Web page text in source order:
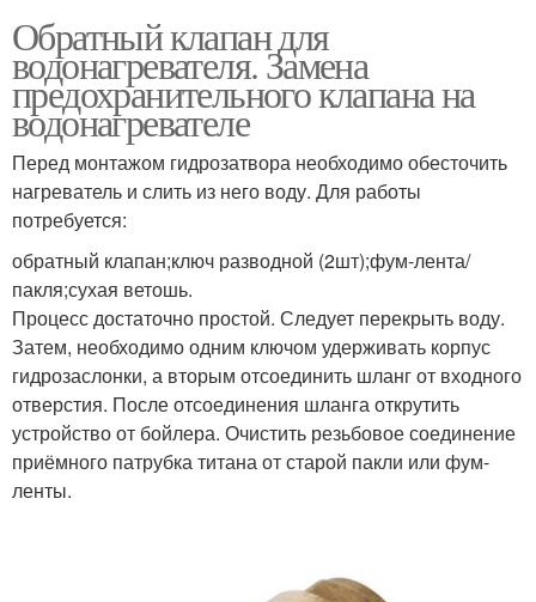
Обратный клапан для
водонагревателя. Замена
предохранительного клапана на
водонагревателе
Перед монтажом гидрозатвора необходимо обесточить
нагреватель и слить из него воду. Для работы
потребуется:
обратный клапан;ключ разводной (2шт);фум-лента/
пакля;сухая ветошь.
Процесс достаточно простой. Следует перекрыть воду.
Затем, необходимо одним ключом удерживать корпус
гидрозаслонки, а вторым отсоединить шланг от входного
отверстия. После отсоединения шланга открутить
устройство от бойлера. Очистить резьбовое соединение
приёмного патрубка титана от старой пакли или фум-
ленты.